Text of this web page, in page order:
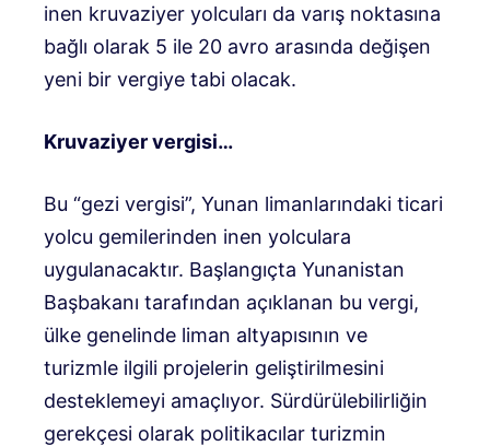
inen kruvaziyer yolcuları da varış noktasına
bağlı olarak 5 ile 20 avro arasında değişen
yeni bir vergiye tabi olacak.
Kruvaziyer vergisi…
Bu “gezi vergisi”, Yunan limanlarındaki ticari
yolcu gemilerinden inen yolculara
uygulanacaktır. Başlangıçta Yunanistan
Başbakanı tarafından açıklanan bu vergi,
ülke genelinde liman altyapısının ve
turizmle ilgili projelerin geliştirilmesini
desteklemeyi amaçlıyor. Sürdürülebilirliğin
gerekçesi olarak politikacılar turizmin